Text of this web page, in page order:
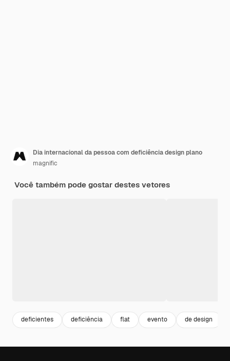
Dia internacional da pessoa com deficiência design plano
magnific
Você também pode gostar destes vetores
deficientes deficiência flat evento de design